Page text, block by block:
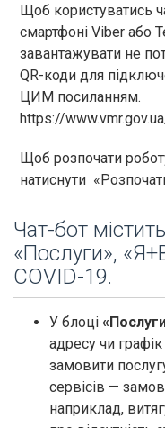
Щоб користуватись
смартфоні Viber або
завантажувати не
QR-коди для
ЦИМ посиланням.
https://
Щоб розпочати
натиснути
Чат-бот
«Послуги»,
COVID-19.
У блоці
адресу чи
замовити
сервісів —
наприклад,